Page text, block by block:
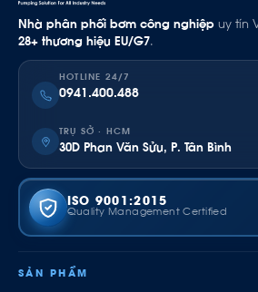
Nhà phân phối bơm công nghiệp uy tín
28+ thương hiệu EU/G7.
HOTLINE 24/7
0941.400.488
TRỤ SỞ · HCM
30D Phan Văn Sửu, P. Tân Bình
ISO 9001:2015
Quality Management Certified
SẢN PHẨM